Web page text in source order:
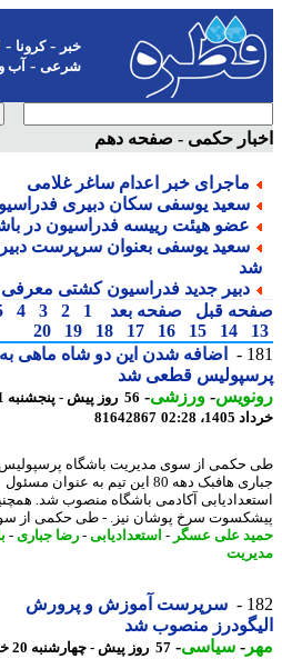
-کرونا-
شرعی-آب و هوا
حکمی - صفحه دهم
ماجرای خبر اعدام ساغر غلامی
سعید یوسفی سکان دبیری
عضو هیئت رییسه فدراسیون در
سعید یوسفی بعنوان سرپرست
دبیر جدید فدراسیون کشتی معرفی شد
قبل صفحه بعد 1
2
3
4
5
6
14
15
16
17
18
19
20
اضافه شدن این دو شاه ماهی به
قطعی شد
-ورزشی-
56 روز پیش - پنجشنبه 21
02:28
81642867
از سوی مدیریت باشگاه پرسپولیس،
جباری هافبک دهه 80 این تیم به عنوان مسئول
آکادمی باشگاه منصوب شد. همچنین
سرخ پوشان نیز. - طی حکمی از سوی ...
علی عسگر-استعدادیابی-رضا جباری-
سرپرست آموزش و پرورش
منصوب شد
-سیاسی-
57 روز پیش - چهارشنبه 20 خرداد